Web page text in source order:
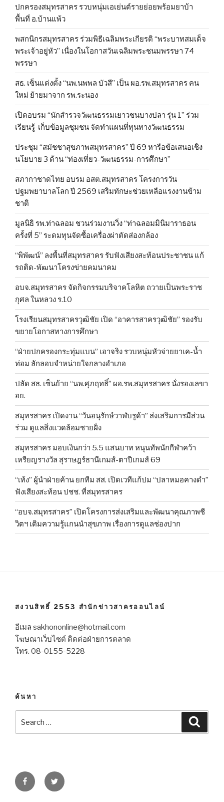
ปกครองสมุทรสาคร รวบหนุ่มเอเย่นต์รายย่อยพร้อมยาบ้า
พื้นที่ อ.บ้านแพ้ว
พสกนิกรสมุทรสาคร ร่วมพิธีเฉลิมพระเกียรติ “พระบาทสมเด็จ
พระเจ้าอยู่หัว” เนื่องในโอกาสวันเฉลิมพระชนมพรรษา 74
พรรษา
สธ. เซ็นแต่งตั้ง “นพ.นพพล บัวสี” เป็น ผอ.รพ.สมุทรสาคร คน
ใหม่ ย้ายมาจาก รพ.ระนอง
เปิดอบรม “นักสำรวจวัฒนธรรมเยาวชนบางปลา รุ่น 1” ร่วม
เรียนรู้-เก็บข้อมูลชุมชน จัดทำแผนที่ทุนทางวัฒนธรรม
ประชุม “สมัชชาสุขภาพสมุทรสาคร” ปี 69 หารือข้อเสนอเชิง
นโยบาย 3 ด้าน “ท่องเที่ยว-วัฒนธรรม-การศึกษา”
สภากาชาดไทย อบรม อสต.สมุทรสาคร โครงการวัน
ปฐมพยาบาลโลก ปี 2569 เสริมทักษะช่วยเหลือแรงงานข้าม
ชาติ
มูลนิธิ รพ.ท่าฉลอม ชวนร่วมงานวิ่ง “ท่าฉลอมมินิมาราธอน
ครั้งที่ 5” ระดมทุนจัดซื้อเครื่องผ่าตัดส่องกล้อง
“พิพัฒน์” ลงพื้นที่สมุทรสาคร รับฟังเสียงสะท้อนประชาชน แก้
รถติด-พัฒนาโครงข่ายคมนาคม
อบจ.สมุทรสาคร จัดกิจกรรมบริจาคโลหิต ถวายเป็นพระราช
กุศล ในหลวง ร.10
โรงเรียนสมุทรสาครวุฒิชัย เปิด “อาคารสาครวุฒิชัย” รองรับ
ขยายโอกาสทางการศึกษา
“ฝ่ายปกครองกระทุ่มแบน” เอาจริง รวบหนุ่มหัวจ่ายยาเค-น้ำ
ท่อม ลักลอบจำหน่ายใจกลางอำเภอ
ปลัด สธ. เซ็นย้าย “นพ.ศุภฤทธิ์” ผอ.รพ.สมุทรสาคร นั่งรองเลขา
อย.
สมุทรสาคร เปิดงาน “วันอนุรักษ์วาฬบรูด้า” ส่งเสริมการมีส่วน
ร่วม ดูแลสิ่งแวดล้อมชายฝั่ง
สมุทรสาคร มอบเงินกว่า 5.5 แสนบาท หนุนทัพนักกีฬาคว้า
เหรียญรางวัล สุราษฎร์ธานีเกมส์-ตาปีเกมส์ 69
“เท้ง” ผู้นำฝ่ายค้าน ยกทีม สส. เปิดเวทีแก้ปม “ปลาหมอคางดำ”
ฟังเสียงสะท้อน ปชช. ที่สมุทรสาคร
“อบจ.สมุทรสาคร” เปิดโครงการส่งเสริมและพัฒนาคุณภาพชี
วิตฯ เติมความรู้แกนนำสุขภาพ เรื่องการดูแลช่องปาก
สงวนสิทธิ์ 2553 สำนักข่าวสาครออนไลน์
อีเมล sakhononline@hotmail.com
โฆษณาเว็บไซต์ ติดต่อฝ่ายการตลาด
โทร. 08-0155-5228
ค้นหา
FacebookTwitter